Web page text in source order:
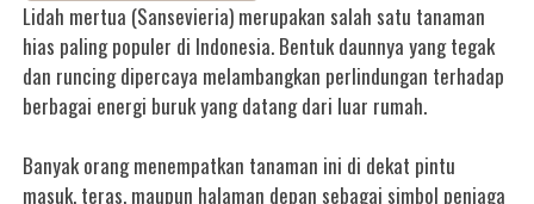
Lidah mertua (Sansevieria) merupakan salah satu tanaman
hias paling populer di Indonesia. Bentuk daunnya yang tegak
dan runcing dipercaya melambangkan perlindungan terhadap
berbagai energi buruk yang datang dari luar rumah.
Banyak orang menempatkan tanaman ini di dekat pintu
masuk, teras, maupun halaman depan sebagai simbol penjaga